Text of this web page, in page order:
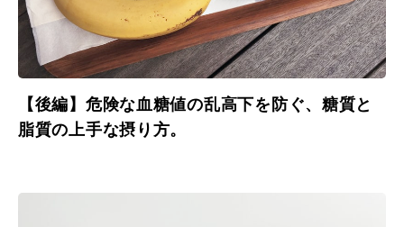
【後編】危険な血糖値の乱高下を防ぐ、糖質と
脂質の上手な摂り方。